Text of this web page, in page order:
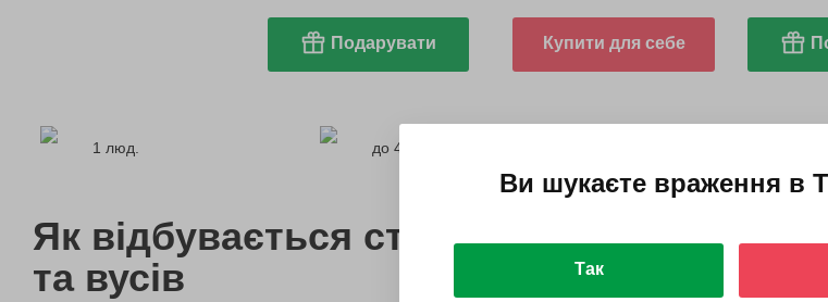
Подарувати Купити для себе
1 люд. до 45 хв.
Як відбувається стрижка бороди
та вусів
Ви шукаєте враження в
Так